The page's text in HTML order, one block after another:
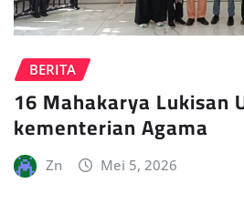
BERITA
16 Mahakarya Lukisan
kementerian Agama
Zn Mei 5, 2026